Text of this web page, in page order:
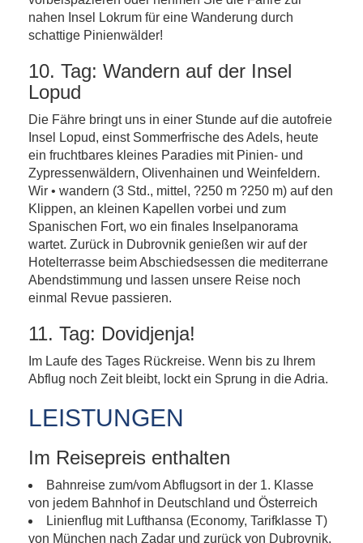
nahen Insel Lokrum für eine Wanderung durch
schattige Pinienwälder!
10. Tag: Wandern auf der Insel
Lopud
Die Fähre bringt uns in einer Stunde auf die autofreie
Insel Lopud, einst Sommerfrische des Adels, heute
ein fruchtbares kleines Paradies mit Pinien- und
Zypressenwäldern, Olivenhainen und Weinfeldern.
Wir • wandern (3 Std., mittel, ?250 m ?250 m) auf den
Klippen, an kleinen Kapellen vorbei und zum
Spanischen Fort, wo ein finales Inselpanorama
wartet. Zurück in Dubrovnik genießen wir auf der
Hotelterrasse beim Abschiedsessen die mediterrane
Abendstimmung und lassen unsere Reise noch
einmal Revue passieren.
11. Tag: Dovidjenja!
Im Laufe des Tages Rückreise. Wenn bis zu Ihrem
Abflug noch Zeit bleibt, lockt ein Sprung in die Adria.
LEISTUNGEN
Im Reisepreis enthalten
Bahnreise zum/vom Abflugsort in der 1. Klasse
von jedem Bahnhof in Deutschland und Österreich
Linienflug mit Lufthansa (Economy, Tarifklasse T)
von München nach Zadar und zurück von Dubrovnik,